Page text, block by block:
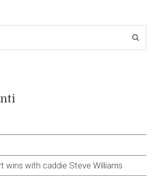
wins with caddie Steve Williams